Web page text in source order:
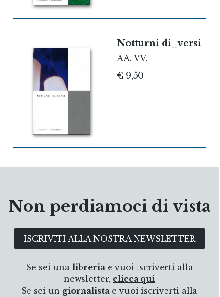
Notturni di_versi
AA. VV.
€ 9,50
Non perdiamoci di vista
ISCRIVITI ALLA NOSTRA NEWSLETTER
Se sei una libreriae vuoi iscriverti alla
newsletter, clicca qui
Se sei un giornalista e vuoi iscriverti alla